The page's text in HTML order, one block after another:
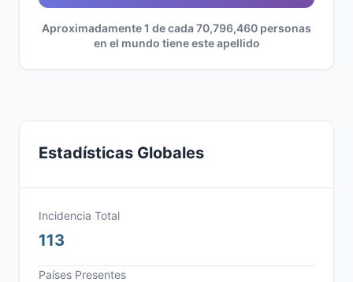
Aproximadamente 1 de cada 70,796,460 personas
en el mundo tiene este apellido
Estadísticas Globales
Incidencia Total
113
Países Presentes